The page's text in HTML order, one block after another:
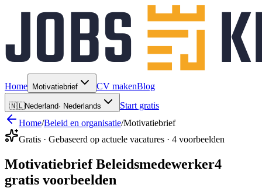
Home Motivatiebrief CV makenBlog
🇳🇱Nederland· Nederlands
Start gratis
Home/Beleid en organisatie/Motivatiebrief
Gratis · Gebaseerd op actuele vacatures · 4 voorbeelden
Motivatiebrief Beleidsmedewerker4
gratis voorbeelden